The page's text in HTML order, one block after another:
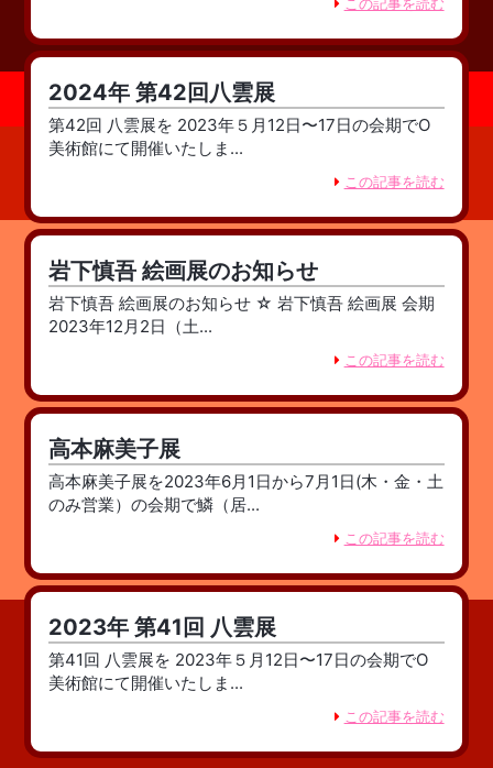
この記事を読む
2024年 第42回八雲展
第42回 八雲展を 2023年５月12日〜17日の会期でO
美術館にて開催いたしま...
この記事を読む
岩下慎吾 絵画展のお知らせ
岩下慎吾 絵画展のお知らせ ☆ 岩下慎吾 絵画展 会期
2023年12月2日（土...
この記事を読む
高本麻美子展
高本麻美子展を2023年6月1日から7月1日(木・金・土
のみ営業）の会期で鱗（居...
この記事を読む
2023年 第41回 八雲展
第41回 八雲展を 2023年５月12日〜17日の会期でO
美術館にて開催いたしま...
この記事を読む